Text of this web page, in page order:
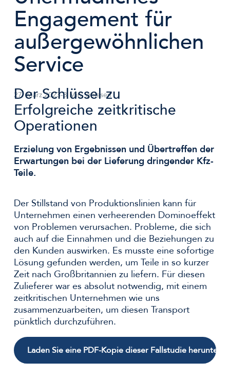
Engagement für
außergewöhnlichen
Service
27. März 2023-3 Min. gelesen
Der Schlüssel zu
Erfolgreiche zeitkritische
Operationen
Erzielung von Ergebnissen und Übertreffen der
Erwartungen bei der Lieferung dringender Kfz-
Teile.
Der Stillstand von Produktionslinien kann für
Unternehmen einen verheerenden Dominoeffekt
von Problemen verursachen. Probleme, die sich
auch auf die Einnahmen und die Beziehungen zu
den Kunden auswirken. Es musste eine sofortige
Lösung gefunden werden, um Teile in so kurzer
Zeit nach Großbritannien zu liefern. Für diesen
Zulieferer war es absolut notwendig, mit einem
zeitkritischen Unternehmen wie uns
zusammenzuarbeiten, um diesen Transport
pünktlich durchzuführen.
Laden Sie eine PDF-Kopie dieser Fallstudie herunter